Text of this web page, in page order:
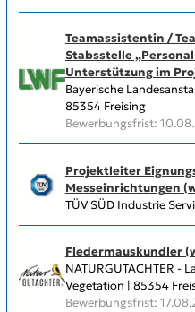
Teamassistentin /
Stabsstelle
Unterstützung im
Bayerische
85354 Freising
Bewerbungsfrist:
Projektleiter
Messeinrichtungen
TÜV SÜD Industrie
Fledermauskundler
NATURGUTACHTER -
Vegetation | 85354
Bewerbungsfrist: